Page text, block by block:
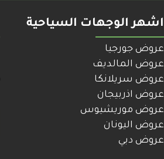
اشهر الوجهات السياحية
عروض جورجيا
عروض المالديف
عروض سريلانكا
عروض اذربيجان
عروض موريشيوس
عروض اليونان
عروض دبي